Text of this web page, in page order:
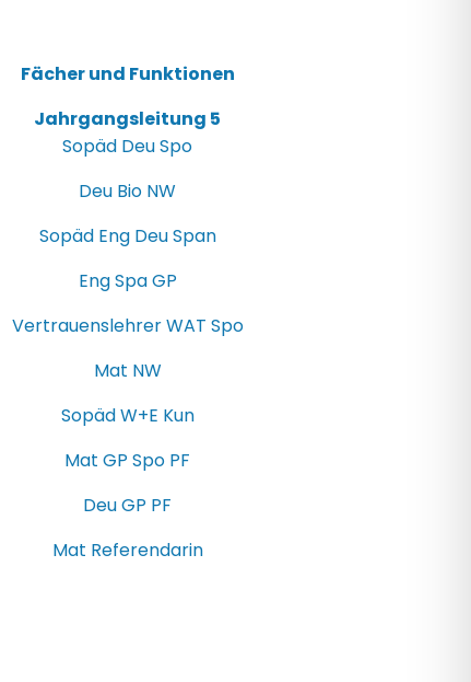
Fächer und Funktionen
Jahrgangsleitung 5
Sopäd Deu Spo
Deu Bio NW
Sopäd Eng Deu Span
Eng Spa GP
Vertrauenslehrer WAT Spo
Mat NW
Sopäd W+E Kun
Mat GP Spo PF
Deu GP PF
Mat Referendarin